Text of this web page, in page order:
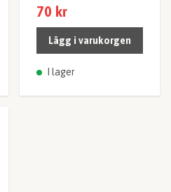
70 kr
Lägg i varukorgen
I lager